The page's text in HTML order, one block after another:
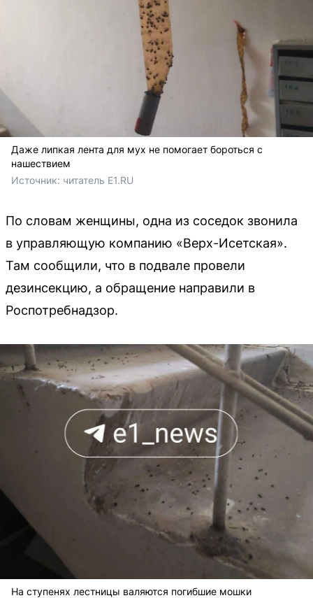
Даже липкая лента для мух не помогает бороться с
нашествием
Источник: читатель E1.RU
По словам женщины, одна из соседок звонила
в управляющую компанию «Верх-Исетская».
Там сообщили, что в подвале провели
дезинсекцию, а обращение направили в
Роспотребнадзор.
На ступенях лестницы валяются погибшие мошки